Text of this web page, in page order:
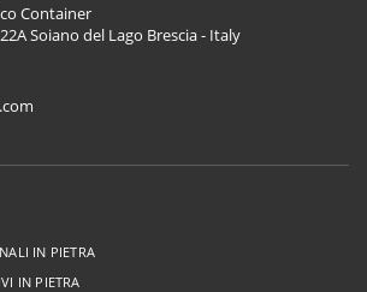
Container
Soiano del Lago Brescia - Italy
IN PIETRA
IN PIETRA